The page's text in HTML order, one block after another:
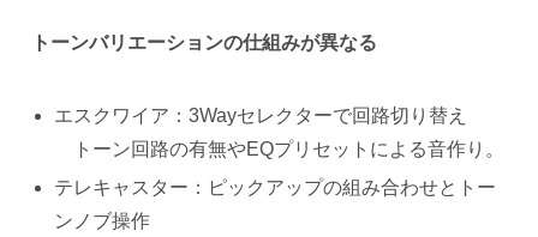
トーンバリエーションの仕組みが異なる
エスクワイア：3Wayセレクターで回路切り替え
トーン回路の有無やEQプリセットによる音作り。
テレキャスター：ピックアップの組み合わせとトー
ンノブ操作